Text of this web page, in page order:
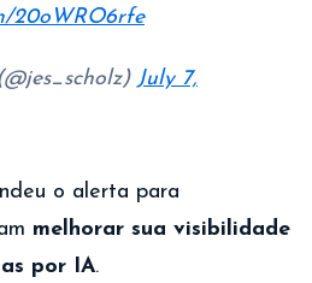
20oWRO6rfe
July 7,
o alerta para
melhorar sua visibilidade
por IA.